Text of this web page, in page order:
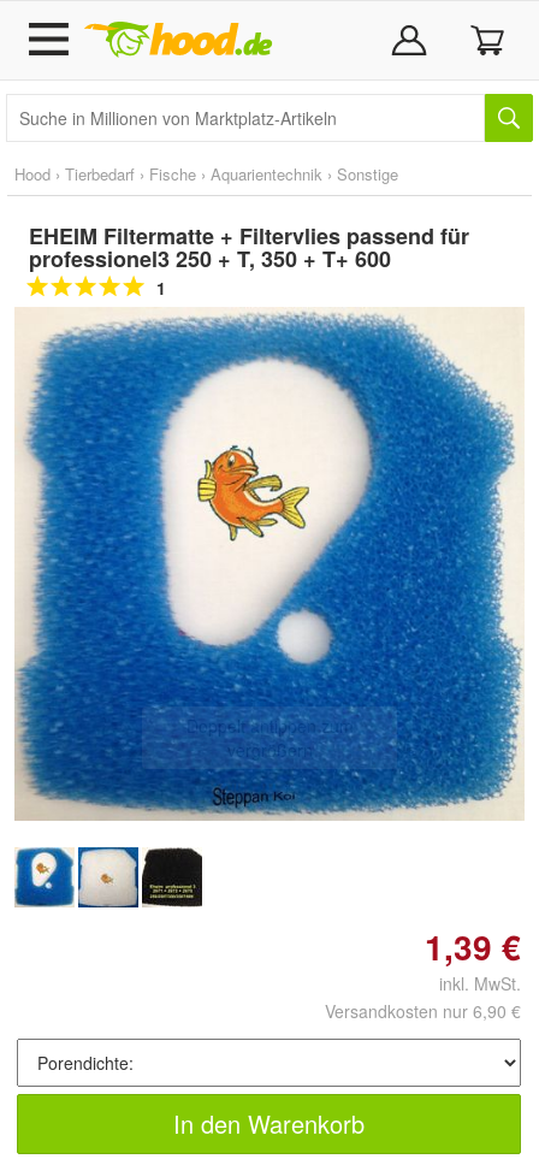
Hood › Tierbedarf › Fische › Aquarientechnik › Sonstige
EHEIM Filtermatte + Filtervlies passend für
professionel3 250 + T, 350 + T+ 600
1
Doppelt antippen zum
vergrößern
1,39 €
inkl. MwSt.
Versandkosten nur 6,90 €
In den Warenkorb